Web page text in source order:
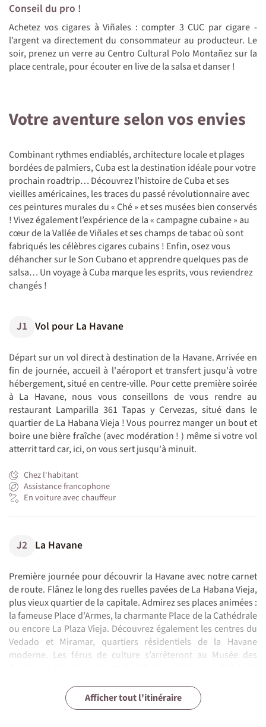
Conseil du pro !
Achetez vos cigares à Viñales : compter 3 CUC par cigare -
l’argent va directement du consommateur au producteur. Le
soir, prenez un verre au Centro Cultural Polo Montañez sur la
place centrale, pour écouter en live de la salsa et danser !
Votre aventure selon vos envies
Combinant rythmes endiablés, architecture locale et plages
bordées de palmiers, Cuba est la destination idéale pour votre
prochain roadtrip… Découvrez l’histoire de Cuba et ses
vieilles américaines, les traces du passé révolutionnaire avec
ces peintures murales du « Ché » et ses musées bien conservés
! Vivez également l’expérience de la « campagne cubaine » au
cœur de la Vallée de Viñales et ses champs de tabac où sont
fabriqués les célèbres cigares cubains ! Enfin, osez vous
déhancher sur le Son Cubano et apprendre quelques pas de
salsa… Un voyage à Cuba marque les esprits, vous reviendrez
changés !
J1 Vol pour La Havane
Départ sur un vol direct à destination de la Havane. Arrivée en
fin de journée, accueil à l'aéroport et transfert jusqu'à votre
hébergement, situé en centre-ville. Pour cette première soirée
à La Havane, nous vous conseillons de vous rendre au
restaurant Lamparilla 361 Tapas y Cervezas, situé dans le
quartier de La Habana Vieja ! Vous pourrez manger un bout et
boire une bière fraîche (avec modération ! ) même si votre vol
atterrit tard car, ici, on vous sert jusqu'à minuit.
Chez l'habitant
Assistance francophone
En voiture avec chauffeur
J2 La Havane
Première journée pour découvrir la Havane avec notre carnet
de route. Flânez le long des ruelles pavées de La Habana Vieja,
plus vieux quartier de la capitale. Admirez ses places animées :
la fameuse Place d'Armes, la charmante Place de la Cathédrale
ou encore La Plaza Vieja. Découvrez également les centres du
Vedado et Miramar, quartiers résidentiels de la Havane
moderne. Les férus de culture s’arrêteront au Musée des
ville pour en admirer l’architecture. Le soir, nous vous
conseillons d'aller dîner chez Doña Eutimia, qui vous servira
La Havane
La Havane - Soroa - Viñales (200km +/-03h00)
Découverte de la Vallée de Viñales
Viñales & alentours
Viñales - Las Terrazas - Playa Larga (355km
+/-04h30)
Playa Larga - Cienfuegos - Trinidad (200km
+/-02h50)
Trinidad
Trinidad & alentours
Trinidad - La Havane (315km +/-04h00)
La Havane - Vol retour
Fin de votre aventure.
Comment personnaliser votre voyage ?
Afficher tout l'itinéraire